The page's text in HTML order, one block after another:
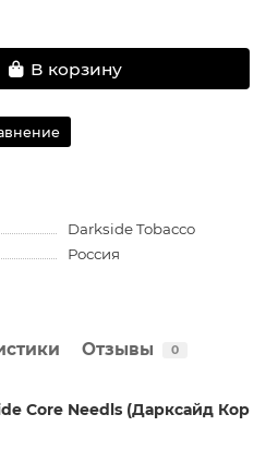
В корзину
Darkside Tobacco
Россия
Отзывы 0
Core Needls (Дарксайд Кор